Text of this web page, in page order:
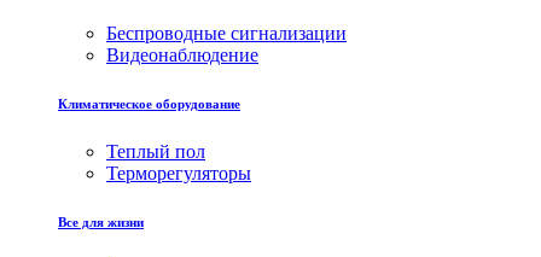
Беспроводные сигнализации
Видеонаблюдение
Климатическое оборудование
Теплый пол
Терморегуляторы
Все для жизни